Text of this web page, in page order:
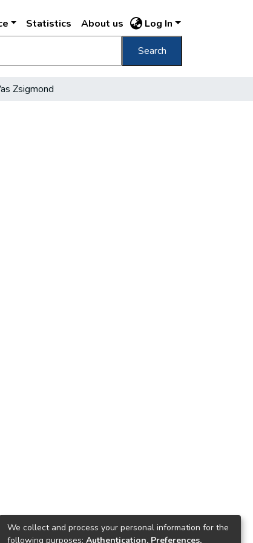
Statistics About us Log In
Search
Zsigmond
We collect and process your personal information for the
following purposes: Authentication, Preferences,